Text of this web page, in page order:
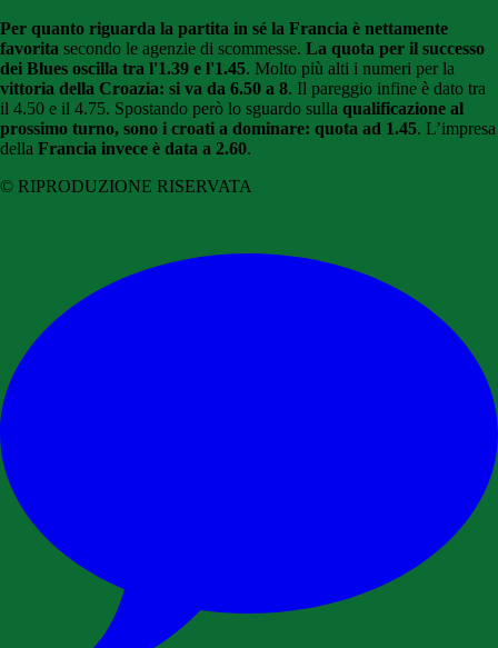
Per quanto riguarda la partita in sé la Francia è nettamente
favorita secondo le agenzie di scommesse. La quota per il successo
dei Blues oscilla tra l'1.39 e l'1.45. Molto più alti i numeri per la
vittoria della Croazia: si va da 6.50 a 8. Il pareggio infine è dato tra
il 4.50 e il 4.75. Spostando però lo sguardo sulla qualificazione al
prossimo turno, sono i croati a dominare: quota ad 1.45. L’impresa
della Francia invece è data a 2.60.
© RIPRODUZIONE RISERVATA